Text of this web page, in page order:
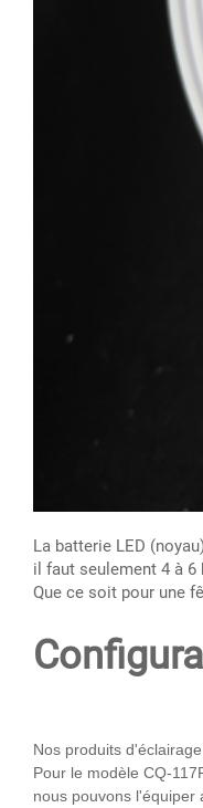
La batterie LED
il faut seulement 4 à 6
Que ce soit pour une
Nos produits
Pour le modèle CQ-
nous pouvons l'équiper